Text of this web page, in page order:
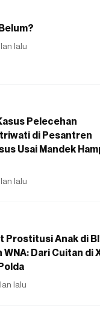
lalu
Pelecehan
di Pesantren
Usai Mandek
lalu
Prostitusi Anak di
WNA: Dari Cuitan di
lalu